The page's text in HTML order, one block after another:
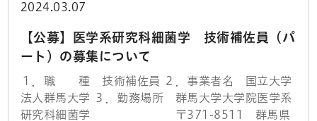
2024.03.07
【公募】医学系研究科細菌学 技術補佐員（パ
ート）の募集について
１．職 種 技術補佐員 ２．事業者名 国立大学
法人群馬大学 ３．勤務場所 群馬大学大学院医学系
研究科細菌学 〒371-8511 群馬県